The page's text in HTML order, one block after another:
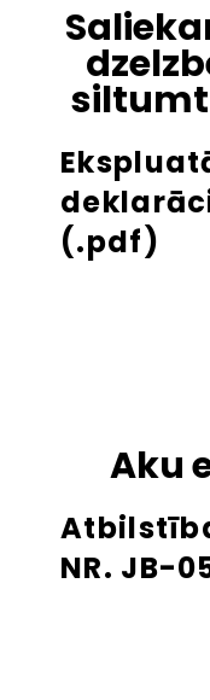
(.pdf)
Aku
NR. JB-